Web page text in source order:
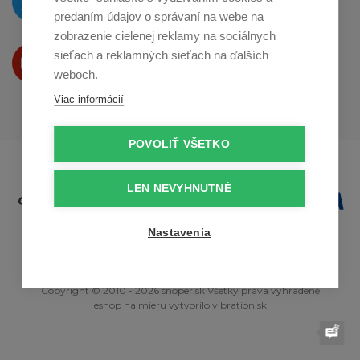
na Twitteri
Produkty Vám predstavujeme
naYoutube
Copyright © 2010 - 2026 snoper.sk Všetky práva vyhradené
eshop na mieru vytvorilo vibration.sk
predaním údajov o správaní na webe na
zobrazenie cielenej reklamy na sociálnych
sieťach a reklamných sieťach na ďalších
weboch.
Viac informácií
POVOLIŤ VŠETKO
LEN NEVYHNUTNÉ
Nastavenia